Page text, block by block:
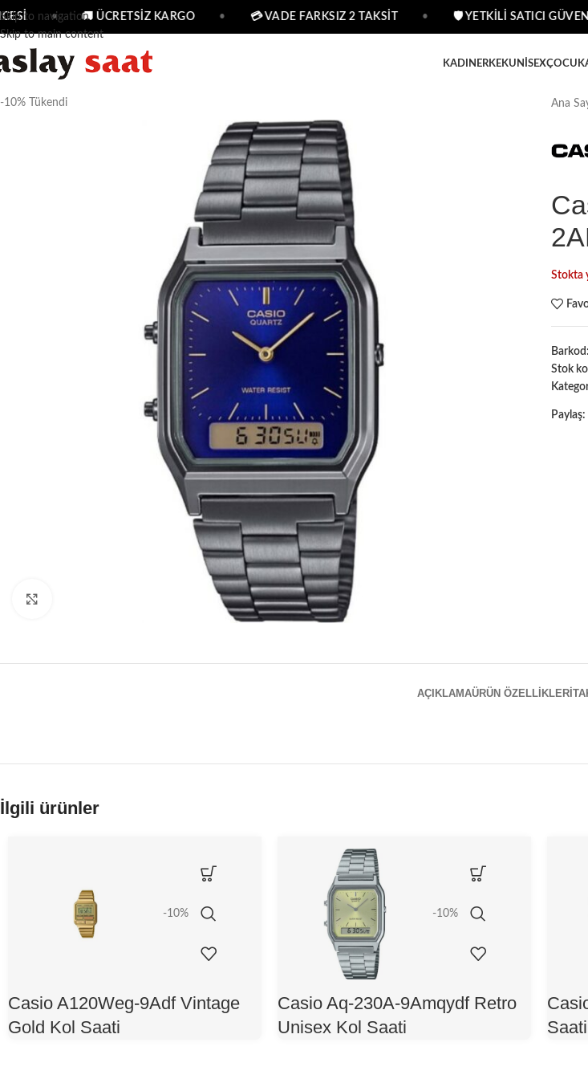
Skip to navigation
Skip to main content
• 🚚 ÜCRETSİZ KARGO 💳 VADE FARKSIZ 2 TAKSİT 🛡 YETKİLİ SATICI
KADIN ERKEKUNISEXÇOCUK
-10% Tükendi Ana
Stokta
Barkod:
Stok
Paylaş:
AÇIKLAMAÜRÜN ÖZELLIKLERI
İlgili ürünler
-10%
Casio A120Weg-9Adf Vintage
Gold Kol Saati
-10%
Casio Aq-230A-9Amqydf Retro
Unisex Kol Saati
Saati